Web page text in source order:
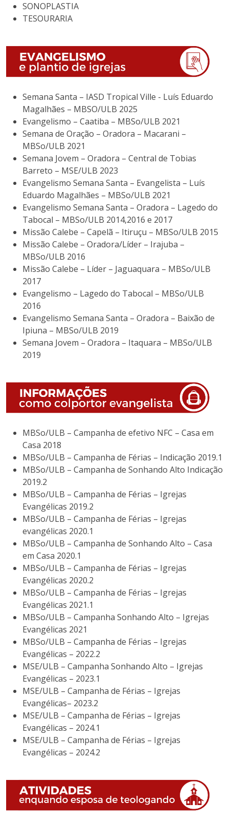
SONOPLASTIA
TESOURARIA
Semana Santa – IASD Tropical Ville - Luís Eduardo
Magalhães – MBSO/ULB 2025
Evangelismo – Caatiba – MBSo/ULB 2021
Semana de Oração – Oradora – Macarani –
MBSo/ULB 2021
Semana Jovem – Oradora – Central de Tobias
Barreto – MSE/ULB 2023
Evangelismo Semana Santa – Evangelista – Luís
Eduardo Magalhães – MBSo/ULB 2021
Evangelismo Semana Santa – Oradora – Lagedo do
Tabocal – MBSo/ULB 2014,2016 e 2017
Missão Calebe – Capelã – Itiruçu – MBSo/ULB 2015
Missão Calebe – Oradora/Líder – Irajuba –
MBSo/ULB 2016
Missão Calebe – Líder – Jaguaquara – MBSo/ULB
2017
Evangelismo – Lagedo do Tabocal – MBSo/ULB
2016
Evangelismo Semana Santa – Oradora – Baixão de
Ipiuna – MBSo/ULB 2019
Semana Jovem – Oradora – Itaquara – MBSo/ULB
2019
MBSo/ULB – Campanha de efetivo NFC – Casa em
Casa 2018
MBSo/ULB – Campanha de Férias – Indicação 2019.1
MBSo/ULB – Campanha de Sonhando Alto Indicação
2019.2
MBSo/ULB – Campanha de Férias – Igrejas
Evangélicas 2019.2
MBSo/ULB – Campanha de Férias – Igrejas
evangélicas 2020.1
MBSo/ULB – Campanha de Sonhando Alto – Casa
em Casa 2020.1
MBSo/ULB – Campanha de Férias – Igrejas
Evangélicas 2020.2
MBSo/ULB – Campanha de Férias – Igrejas
Evangélicas 2021.1
MBSo/ULB – Campanha Sonhando Alto – Igrejas
Evangélicas 2021
MBSo/ULB – Campanha de Férias – Igrejas
Evangélicas – 2022.2
MSE/ULB – Campanha Sonhando Alto – Igrejas
Evangélicas – 2023.1
MSE/ULB – Campanha de Férias – Igrejas
Evangélicas– 2023.2
MSE/ULB – Campanha de Férias – Igrejas
Evangélicas – 2024.1
MSE/ULB – Campanha de Férias – Igrejas
Evangélicas – 2024.2